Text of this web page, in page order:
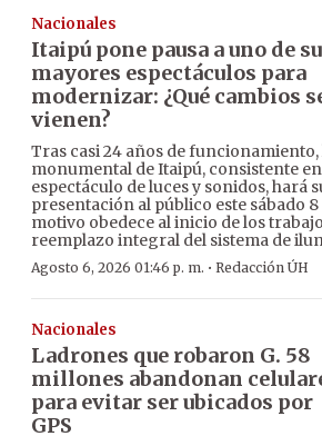
Nacionales
Itaipú pone pausa a uno de
mayores espectáculos para
modernizar: ¿Qué cambios
vienen?
Tras casi 24 años de
monumental de Itaipú, consistente
espectáculo de luces y sonidos, hará
presentación al público este sábado 8
motivo obedece al inicio de los
reemplazo integral del sistema de
Agosto 6, 2026 01:46 p. m. · Redacción ÚH
Nacionales
Ladrones que robaron G. 58
millones abandonan
para evitar ser ubicados por
GPS